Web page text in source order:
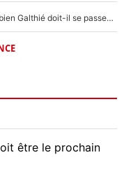
Le XV de France a trouvé son remplaçant : Fabien Galthié doit-il se passer d'Antoine Dupont ?
être le prochain